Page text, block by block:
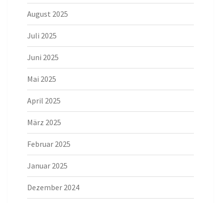
August 2025
Juli 2025
Juni 2025
Mai 2025
April 2025
März 2025
Februar 2025
Januar 2025
Dezember 2024